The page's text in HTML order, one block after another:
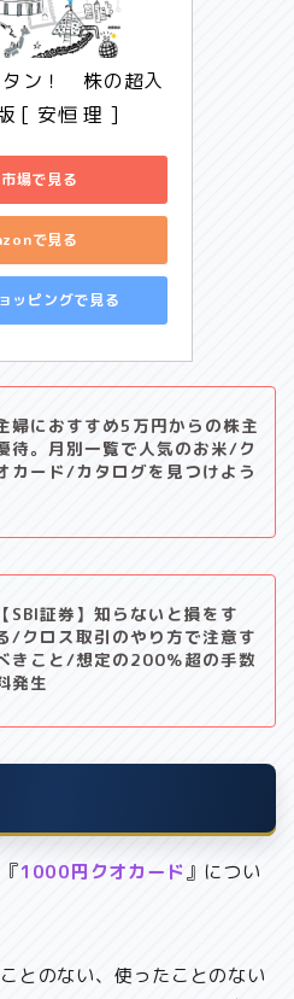
ン！　株の超入
[ 安恒 理 ]
場で見る
で見る
ッピングで見る
婦におすすめ5万円からの株主
待。月別一覧で人気のお米/ク
カード/カタログを見つけよう
【SBI証券】知らないと損をす
/クロス取引のやり方で注意す
きこと/想定の200％超の手数
発生
1000円クオカード』につい
とのない、使ったことのない